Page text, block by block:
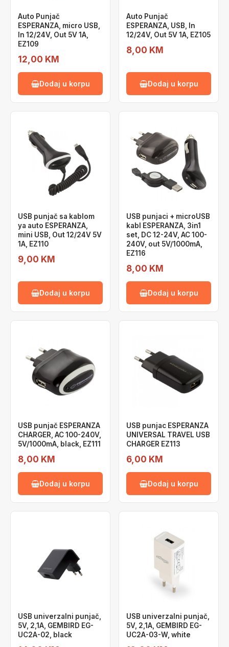
Auto Punjač
ESPERANZA, micro USB,
In 12/24V, Out 5V 1A,
EZ109
12,00 KM
Dodaj u korpu
Auto Punjač
ESPERANZA, USB, In
12/24V, Out 5V 1A, EZ105
8,00 KM
Dodaj u korpu
USB punjač sa kablom
ya auto ESPERANZA,
mini USB, Out 12/24V 5V
1A, EZ110
9,00 KM
Dodaj u korpu
USB punjaci + microUSB
kabl ESPERANZA, 3in1
set, DC 12-24V, AC 100-
240V, out 5V/1000mA,
EZ116
8,00 KM
Dodaj u korpu
USB punjač ESPERANZA
CHARGER, AC 100-240V,
5V/1000mA, black, EZ111
8,00 KM
Dodaj u korpu
USB punjac ESPERANZA
UNIVERSAL TRAVEL USB
CHARGER EZ113
6,00 KM
Dodaj u korpu
USB univerzalni punjač,
5V, 2,1A, GEMBIRD EG-
UC2A-02, black
USB univerzalni punjač,
5V, 2,1A, GEMBIRD EG-
UC2A-03-W, white